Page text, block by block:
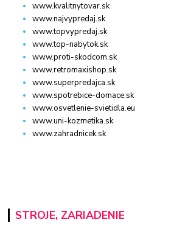
www.kvalitnytovar.sk
www.najvypredaj.sk
www.topvypredaj.sk
www.top-nabytok.sk
www.proti-skodcom.sk
www.retromaxishop.sk
www.superpredajca.sk
www.spotrebice-domace.sk
www.osvetlenie-svietidla.eu
www.uni-kozmetika.sk
www.zahradnicek.sk
STROJE, ZARIADENIE